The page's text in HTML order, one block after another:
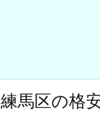
練馬区の格